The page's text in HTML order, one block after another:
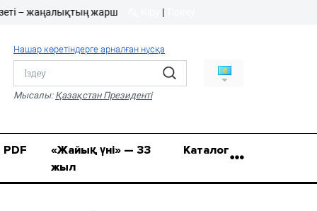
8 (7112) 50-86-31
Қ.Жұмағалиев (Фрунзе)
жаршысы! |
Нашар көретіндерге арналған нұсқа
Мысалы: Қазақстан Президенті
PDF
«Жайық үні» — 33
жыл
Каталог